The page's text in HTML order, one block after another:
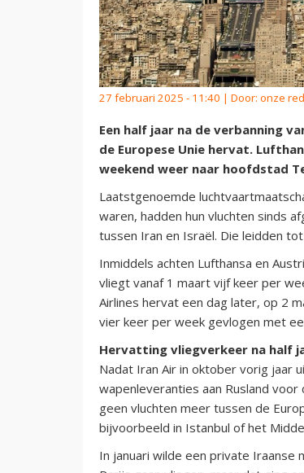
27 februari 2025 - 11:40 | Door: onze
Een half jaar na de verbanning
de Europese Unie hervat.
weekend weer naar hoofdstad
Laatstgenoemde
waren, hadden hun vluchten sinds
tussen Iran en Israël. Die leidden
Inmiddels achten Lufthansa en
vliegt vanaf 1 maart vijf keer per
Airlines hervat een dag later, op 2
vier keer per week gevlogen met
Hervatting vliegverkeer na half
Nadat Iran Air in oktober vorig jaar
wapenleveranties aan Rusland
geen vluchten meer tussen de
bijvoorbeeld in Istanbul of het
In januari wilde een private Iraanse